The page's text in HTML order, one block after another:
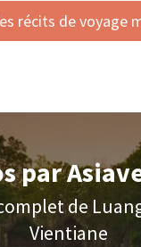
récits de voyage
par
de
Vientiane